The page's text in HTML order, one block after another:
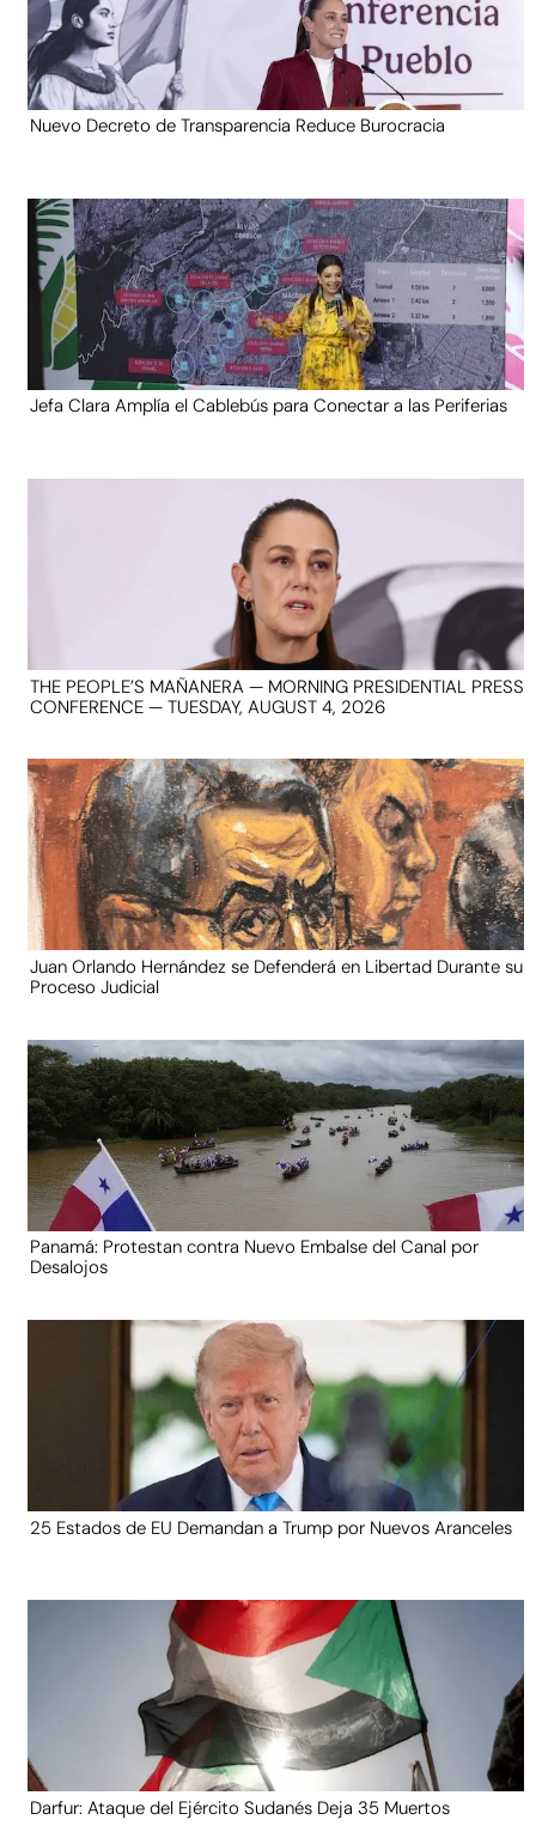
Nuevo Decreto de Transparencia Reduce Burocracia
Jefa Clara Amplía el Cablebús para Conectar a las Periferias
THE PEOPLE’S MAÑANERA — MORNING PRESIDENTIAL PRESS
CONFERENCE — TUESDAY, AUGUST 4, 2026
Juan Orlando Hernández se Defenderá en Libertad Durante su
Proceso Judicial
Panamá: Protestan contra Nuevo Embalse del Canal por
Desalojos
25 Estados de EU Demandan a Trump por Nuevos Aranceles
Darfur: Ataque del Ejército Sudanés Deja 35 Muertos